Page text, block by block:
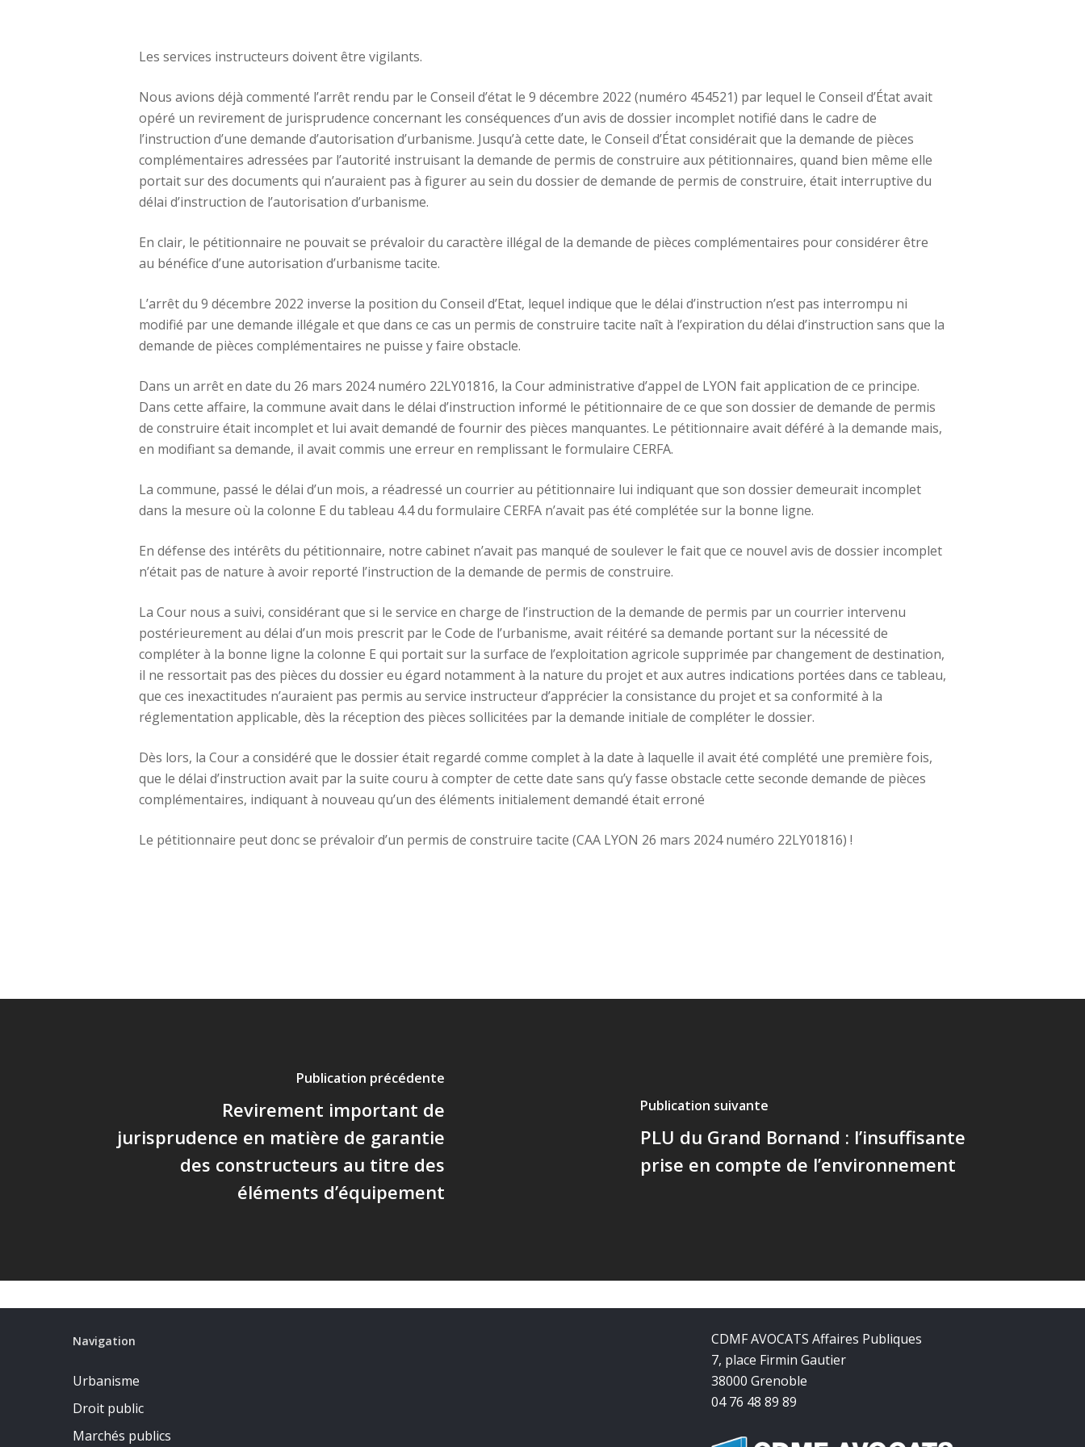
Les services instructeurs doivent être vigilants.
Nous avions déjà commenté l’arrêt rendu par le Conseil d’état le 9 décembre 2022 (numéro 454521) par lequel le Conseil d’État avait
opéré un revirement de jurisprudence concernant les conséquences d’un avis de dossier incomplet notifié dans le cadre de
l’instruction d’une demande d’autorisation d’urbanisme. Jusqu’à cette date, le Conseil d’État considérait que la demande de pièces
complémentaires adressées par l’autorité instruisant la demande de permis de construire aux pétitionnaires, quand bien même elle
portait sur des documents qui n’auraient pas à figurer au sein du dossier de demande de permis de construire, était interruptive du
délai d’instruction de l’autorisation d’urbanisme.
En clair, le pétitionnaire ne pouvait se prévaloir du caractère illégal de la demande de pièces complémentaires pour considérer être
au bénéfice d’une autorisation d’urbanisme tacite.
L’arrêt du 9 décembre 2022 inverse la position du Conseil d’Etat, lequel indique que le délai d’instruction n’est pas interrompu ni
modifié par une demande illégale et que dans ce cas un permis de construire tacite naît à l’expiration du délai d’instruction sans que la
demande de pièces complémentaires ne puisse y faire obstacle.
Dans un arrêt en date du 26 mars 2024 numéro 22LY01816, la Cour administrative d’appel de LYON fait application de ce principe.
Dans cette affaire, la commune avait dans le délai d’instruction informé le pétitionnaire de ce que son dossier de demande de permis
de construire était incomplet et lui avait demandé de fournir des pièces manquantes. Le pétitionnaire avait déféré à la demande mais,
en modifiant sa demande, il avait commis une erreur en remplissant le formulaire CERFA.
La commune, passé le délai d’un mois, a réadressé un courrier au pétitionnaire lui indiquant que son dossier demeurait incomplet
dans la mesure où la colonne E du tableau 4.4 du formulaire CERFA n’avait pas été complétée sur la bonne ligne.
En défense des intérêts du pétitionnaire, notre cabinet n’avait pas manqué de soulever le fait que ce nouvel avis de dossier incomplet
n’était pas de nature à avoir reporté l’instruction de la demande de permis de construire.
La Cour nous a suivi, considérant que si le service en charge de l’instruction de la demande de permis par un courrier intervenu
postérieurement au délai d’un mois prescrit par le Code de l’urbanisme, avait réitéré sa demande portant sur la nécessité de
compléter à la bonne ligne la colonne E qui portait sur la surface de l’exploitation agricole supprimée par changement de destination,
il ne ressortait pas des pièces du dossier eu égard notamment à la nature du projet et aux autres indications portées dans ce tableau,
que ces inexactitudes n’auraient pas permis au service instructeur d’apprécier la consistance du projet et sa conformité à la
réglementation applicable, dès la réception des pièces sollicitées par la demande initiale de compléter le dossier.
Dès lors, la Cour a considéré que le dossier était regardé comme complet à la date à laquelle il avait été complété une première fois,
que le délai d’instruction avait par la suite couru à compter de cette date sans qu’y fasse obstacle cette seconde demande de pièces
complémentaires, indiquant à nouveau qu’un des éléments initialement demandé était erroné
Le pétitionnaire peut donc se prévaloir d’un permis de construire tacite (CAA LYON 26 mars 2024 numéro 22LY01816) !
Publication précédente
Revirement important de
jurisprudence en matière de garantie
des constructeurs au titre des
éléments d’équipement
Publication suivante
PLU du Grand Bornand : l’insuffisante
prise en compte de l’environnement
Navigation
Urbanisme
Droit public
Marchés publics
CDMF AVOCATS Affaires Publiques
7, place Firmin Gautier
38000 Grenoble
04 76 48 89 89